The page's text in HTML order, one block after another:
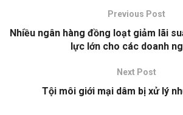
Previous Post
Nhiều ngân hàng đồng loạt giảm lãi
lực lớn cho các doanh
Next Post
Tội môi giới mại dâm bị xử lý